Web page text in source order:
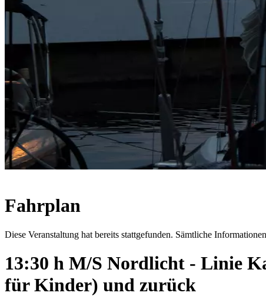
Fahrplan
Diese Veranstaltung hat bereits stattgefunden. Sämtliche
13:30 h M/S Nordlicht - Linie
für Kinder) und zurück